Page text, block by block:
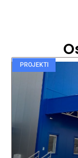
PROJEKTI